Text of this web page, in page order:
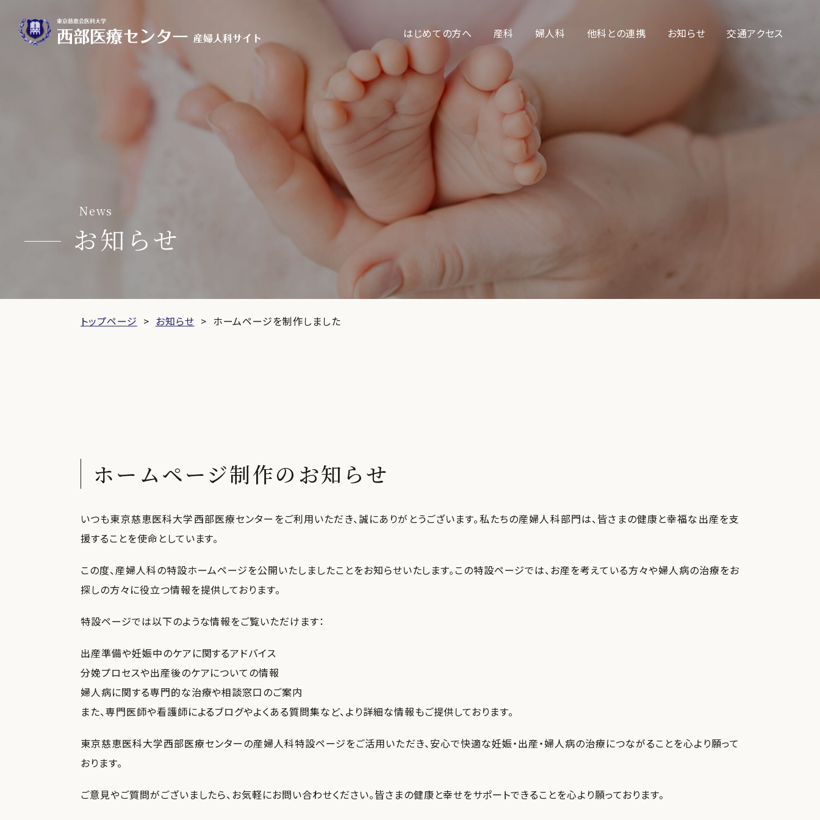
はじめての方へ 産科 婦人科 他科との連携 お知らせ 交通アクセス
News
お知らせ
トップページ お知らせ ホームページを制作しました
ホームページ制作のお知らせ
いつも東京慈恵医科大学西部医療センターをご利用いただき、誠にありがとうございます。私たちの産婦人科部門は、皆さまの健康と幸福な出産を支
援することを使命としています。
この度、産婦人科の特設ホームページを公開いたしましたことをお知らせいたします。この特設ページでは、お産を考えている方々や婦人病の治療をお
探しの方々に役立つ情報を提供しております。
特設ページでは以下のような情報をご覧いただけます：
出産準備や妊娠中のケアに関するアドバイス
分娩プロセスや出産後のケアについての情報
婦人病に関する専門的な治療や相談窓口のご案内
また、専門医師や看護師によるブログやよくある質問集など、より詳細な情報もご提供しております。
東京慈恵医科大学西部医療センターの産婦人科特設ページをご活用いただき、安心で快適な妊娠・出産・婦人病の治療につながることを心より願って
おります。
ご意見やご質問がございましたら、お気軽にお問い合わせください。皆さまの健康と幸せをサポートできることを心より願っております。